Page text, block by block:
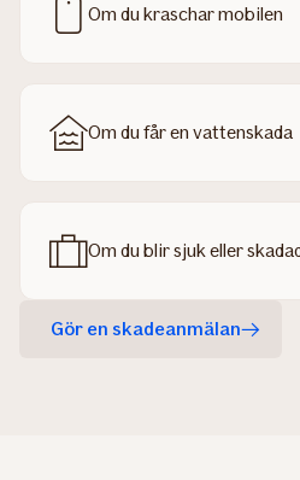
Om du kraschar mobilen
Om du får en vattenskada
Om du blir sjuk eller
Gör en skadeanmälan